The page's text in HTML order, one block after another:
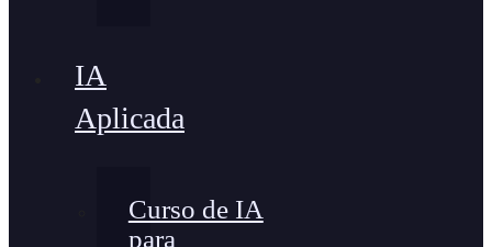
IA
Aplicada
Curso de IA
para